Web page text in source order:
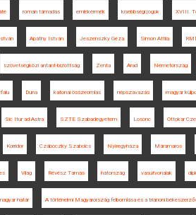
román támadás emlékérmék kisebbségi jogok XVIII.
Apáthy István Jeszenszky Géza Simon Attila
szövetségközi antant-bizottság Zenta Arad Németország
Duna katonai összeomlás népszavazás magyar
Sic Itur ad Astra SZTE Szabadegyetem Losonc Ottokar
Korridor Czáboczky Szabolcs Nyíregyháza Máramaros
Világ Révész Tamás hátország vasútvonalak
határ A történelmi Magyarország felbomlása és a trianoni